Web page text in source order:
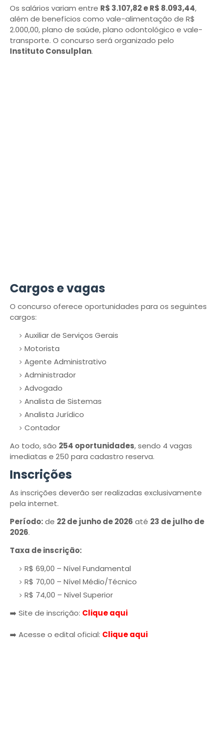
Os salários variam entre R$ 3.107,82 e R$ 8.093,44,
além de benefícios como vale-alimentação de R$
2.000,00, plano de saúde, plano odontológico e vale-
transporte. O concurso será organizado pelo
Instituto Consulplan.
Cargos e vagas
O concurso oferece oportunidades para os seguintes
cargos:
Auxiliar de Serviços Gerais
Motorista
Agente Administrativo
Administrador
Advogado
Analista de Sistemas
Analista Jurídico
Contador
Ao todo, são 254 oportunidades, sendo 4 vagas
imediatas e 250 para cadastro reserva.
Inscrições
As inscrições deverão ser realizadas exclusivamente
pela internet.
Período:de 22 de junho de 2026 até 23 de julho de
2026.
Taxa de inscrição:
R$ 69,00 – Nível Fundamental
R$ 70,00 – Nível Médio/Técnico
R$ 74,00 – Nível Superior
➡️ Site de inscrição: Clique aqui
➡️ Acesse o edital oficial: Clique aqui